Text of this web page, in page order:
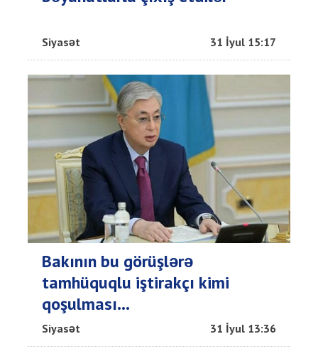
Siyasət 31 İyul 15:17
Bakının bu görüşlərə
tamhüquqlu iştirakçı kimi
qoşulması...
Siyasət 31 İyul 13:36